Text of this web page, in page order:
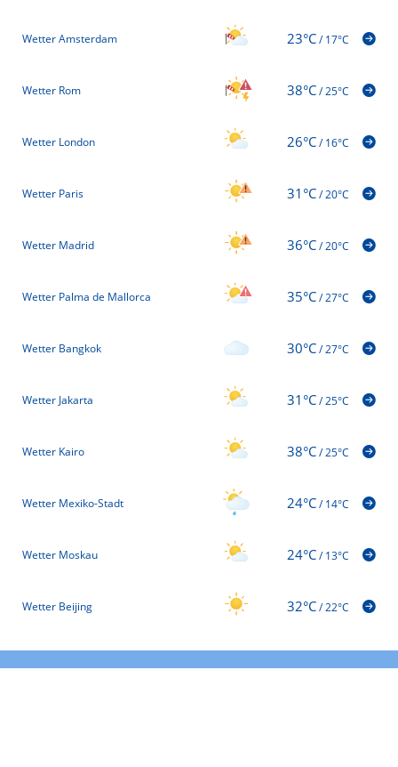
Wetter Amsterdam 23°C/17°C
Wetter Rom 38°C/25°C
Wetter London 26°C/16°C
Wetter Paris 31°C/20°C
Wetter Madrid 36°C/20°C
Wetter Palma de Mallorca 35°C/27°C
Wetter Bangkok 30°C/27°C
Wetter Jakarta 31°C/25°C
Wetter Kairo 38°C/25°C
Wetter Mexiko-Stadt 24°C/14°C
Wetter Moskau 24°C/13°C
Wetter Beijing 32°C/22°C